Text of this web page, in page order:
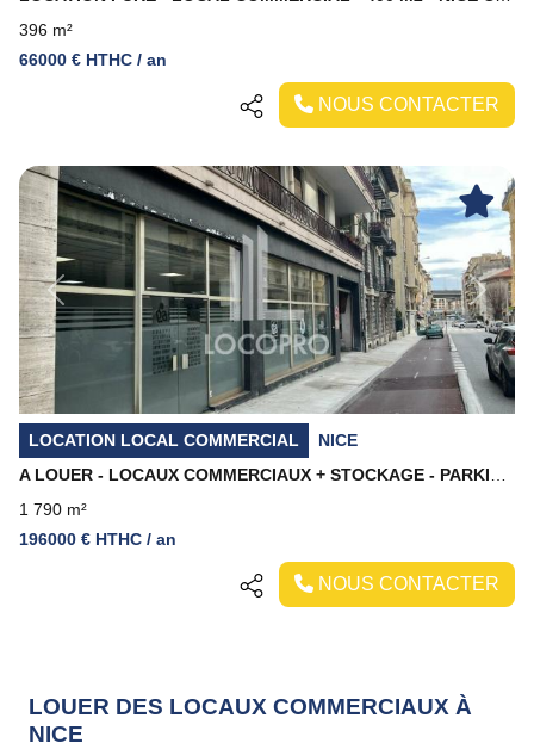
396 m²
66000 € HTHC / an
NOUS CONTACTER
Previous Next
LOCATION LOCAL COMMERCIAL
NICE
1 790 m²
196000 € HTHC / an
NOUS CONTACTER
LOUER DES LOCAUX COMMERCIAUX À
NICE